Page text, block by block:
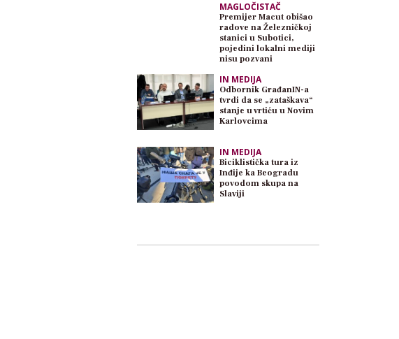
MAGLOČISTAČ
Premijer Macut obišao
radove na Železničkoj
stanici u Subotici,
pojedini lokalni mediji
nisu pozvani
IN MEDIJA
Odbornik GrađanIN-a
tvrdi da se „zataškava“
stanje u vrtiću u Novim
Karlovcima
IN MEDIJA
Biciklistička tura iz
Inđije ka Beogradu
povodom skupa na
Slaviji